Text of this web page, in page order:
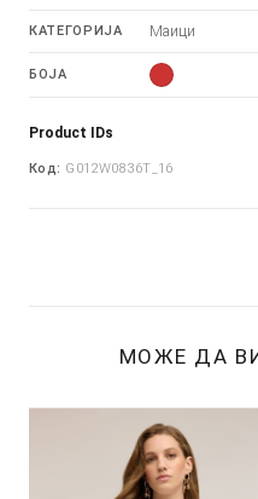
КАТЕГОРИЈА Маици
БОЈА
Product IDs
Код: G012W0836T_16
МОЖЕ ДА